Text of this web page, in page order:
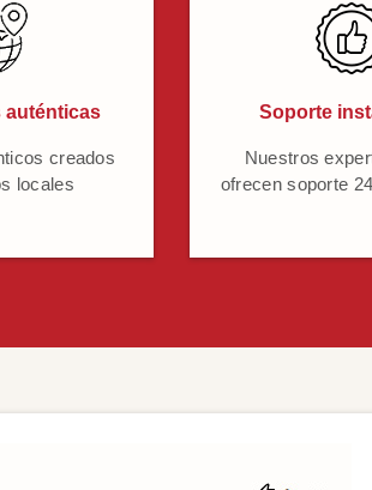
auténticas
creados
locales
Soporte
Nuestros
ofrecen soporte